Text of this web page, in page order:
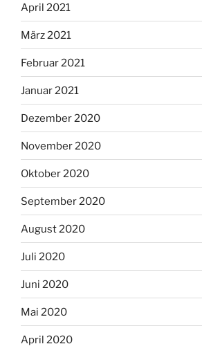
April 2021
März 2021
Februar 2021
Januar 2021
Dezember 2020
November 2020
Oktober 2020
September 2020
August 2020
Juli 2020
Juni 2020
Mai 2020
April 2020